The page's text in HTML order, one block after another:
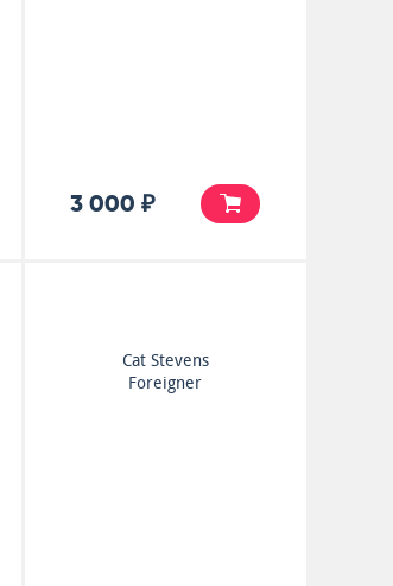
3 000 ₽
Cat Stevens
Foreigner